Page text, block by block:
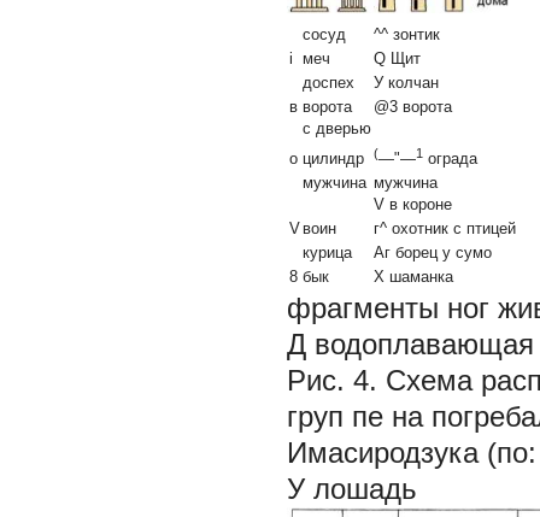
сосуд
^^ зонтик
i
меч
Q Щит
доспех
У колчан
в ворота
с дверью
@3 ворота
о цилиндр (—"—1 ограда
мужчина мужчина
V в короне
V воин
г^ охотник с птицей
курица
Аг борец у сумо
8 бык X шаманка
фрагменты ног
Д водоплавающая
Рис. 4. Схема
груп пе на
Имасиродзука
У лошадь та,